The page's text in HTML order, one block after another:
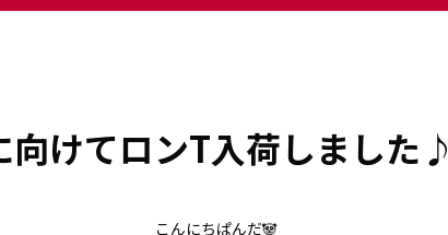
けてロンT入荷しました♪
こんにちぱんだ🐼